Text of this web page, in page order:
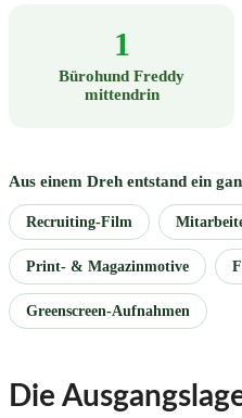
1
Bürohund Freddy
mittendrin
Aus einem Dreh entstand ein
Recruiting-Film
Print- & Magazinmotive
Greenscreen-Aufnahmen
Die